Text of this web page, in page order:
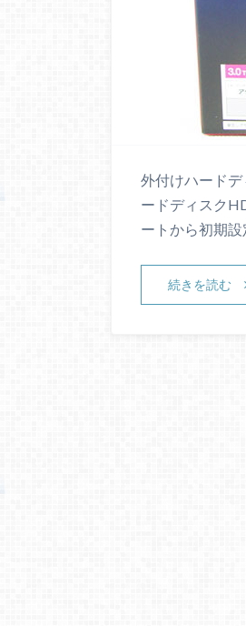
外付けハード
ードディスク
ートから初期
続きを読む